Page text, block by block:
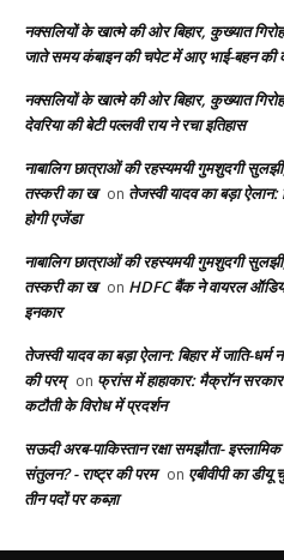
नक्सलियों के खात्मे की ओर बिहार, कुख्यात
जाते समय कंबाइन की चपेट में आए भाई-बहन की
नक्सलियों के खात्मे की ओर बिहार, कुख्यात
देवरिया की बेटी पल्लवी राय ने रचा इतिहास
नाबालिग छात्राओं की रहस्यमयी गुमशुदगी
तस्करी का ख on तेजस्वी यादव का बड़ा ऐलान:
होगी एजेंडा
नाबालिग छात्राओं की रहस्यमयी गुमशुदगी
तस्करी का ख on HDFC बैंक ने वायरल
इनकार
तेजस्वी यादव का बड़ा ऐलान: बिहार में जाति-धर्म
की परम् on फ्रांस में हाहाकार: मैक्रॉन
कटौती के विरोध में प्रदर्शन
सऊदी अरब-पाकिस्तान रक्षा समझौता- इस्लामिक
संतुलन? - राष्ट्र की परम on एबीवीपी का
तीन पदों पर कब्ज़ा